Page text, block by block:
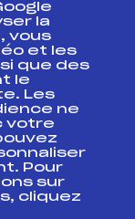
Suivi
la
vous
et les
que des
le
Les
ne
votre
Pour
sur
cliquez